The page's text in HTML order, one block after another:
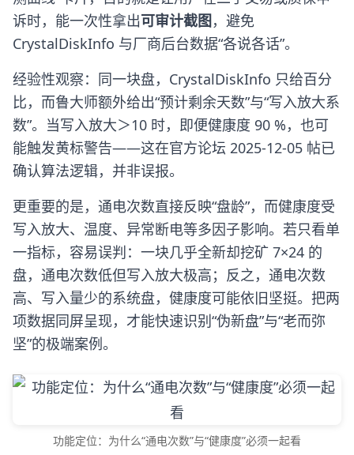
诉时，能一次性拿出可审计截图，避免
CrystalDiskInfo 与厂商后台数据“各说各话”。
经验性观察：同一块盘，CrystalDiskInfo 只给百分
比，而鲁大师额外给出“预计剩余天数”与“写入放大系
数”。当写入放大＞10 时，即便健康度 90 %，也可
能触发黄标警告——这在官方论坛 2025-12-05 帖已
确认算法逻辑，并非误报。
更重要的是，通电次数直接反映“盘龄”，而健康度受
写入放大、温度、异常断电等多因子影响。若只看单
一指标，容易误判：一块几乎全新却挖矿 7×24 的
盘，通电次数低但写入放大极高；反之，通电次数
高、写入量少的系统盘，健康度可能依旧坚挺。把两
项数据同屏呈现，才能快速识别“伪新盘”与“老而弥
坚”的极端案例。
功能定位：为什么“通电次数”与“健康度”必须一起看